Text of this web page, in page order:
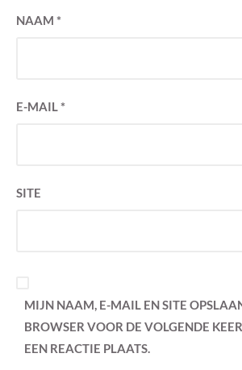
NAAM *
E-MAIL*
SITE
MIJN NAAM, E-MAIL EN SITE
BROWSER VOOR DE VOLGENDE
EEN REACTIE PLAATS.